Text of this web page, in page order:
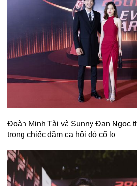
Đoàn Minh Tài và Sunny Đan Ngọc
trong chiếc đầm dạ hội đỏ cổ lọ